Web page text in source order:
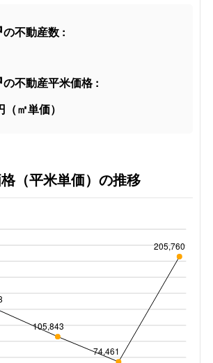
の不動産数 :
の不動産平米価格 :
（㎡単価）
（平米単価）の推移
105,843
74,461
205,760